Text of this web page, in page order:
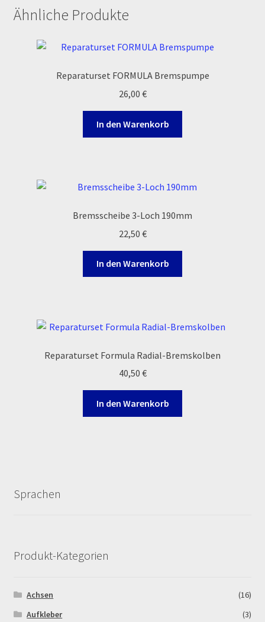
POLITICA DE COOKIES
Registration
Rennserien-Veranstalter
Widerrufsbelehrung & -formular
Zahlung & Versand
Ähnliche Produkte
Reparaturset FORMULA Bremspumpe
26,00 €
In den Warenkorb
Bremsscheibe 3-Loch 190mm
22,50 €
In den Warenkorb
Reparaturset Formula Radial-Bremskolben
40,50 €
In den Warenkorb
Sprachen
Produkt-Kategorien
Achsen
(16)
Aufkleber
(3)